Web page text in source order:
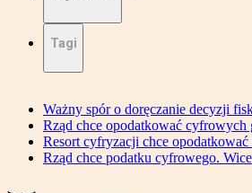
Tagi
Ważny spór o doręczanie decyzji
Rząd chce opodatkować
Resort cyfryzacji chce
Rząd chce podatku cyfrowego.